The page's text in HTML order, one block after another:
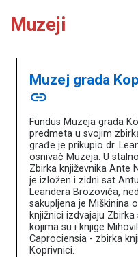
Muzeji
Muzej grada
link
Fundus Muzeja grada
predmeta u svojim
građe je prikupio dr.
osnivač Muzeja. U
Zbirka književnika Ante
je izložen i zidni sat
Leandera Brozovića,
sakupljena je Miškinina
knjižnici izdvajaju
kojima su i knjige
Caprociensia - zbirka
Koprivnici.